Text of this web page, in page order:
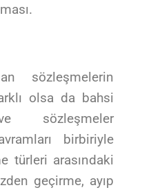
sözleşmelerin
olsa da bahsi
sözleşmeler
birbiriyle
türleri arasındaki
geçirme, ayıp